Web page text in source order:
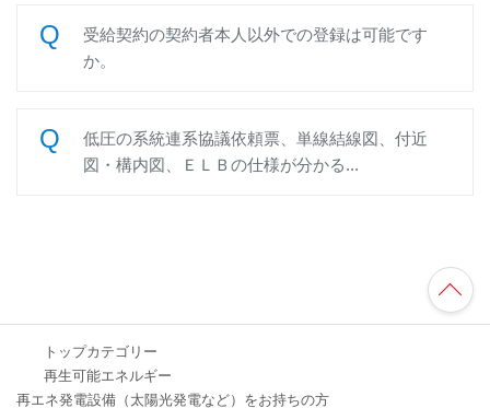
受給契約の契約者本人以外での登録は可能です
か。
低圧の系統連系協議依頼票、単線結線図、付近
図・構内図、ＥＬＢの仕様が分かる...
TO
P
へ
トップカテゴリー
再生可能エネルギー
再エネ発電設備（太陽光発電など）をお持ちの方